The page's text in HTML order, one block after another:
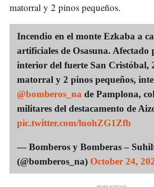
matorral y 2 pinos pequeños.
Incendio en el monte Ezkaba a
artificiales de Osasuna. Afectado
interior del fuerte San Cristóbal,
matorral y 2 pinos pequeños,
@bomberos_na de Pamplona,
militares del destacamento de
pic.twitter.com/luohZG1Zfb
— Bomberos y Bomberas –
(@bomberos_na) October 24,